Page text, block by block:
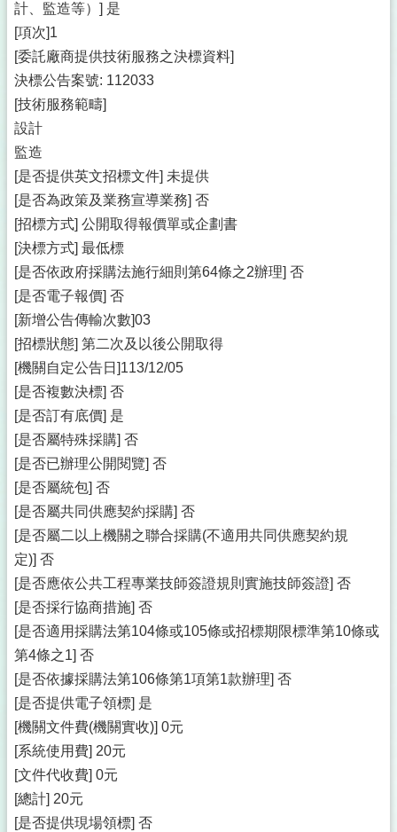
計、監造等）] 是
[項次]1
[委託廠商提供技術服務之決標資料]
決標公告案號: 112033
[技術服務範疇]
設計
監造
[是否提供英文招標文件] 未提供
[是否為政策及業務宣導業務] 否
[招標方式] 公開取得報價單或企劃書
[決標方式] 最低標
[是否依政府採購法施行細則第64條之2辦理] 否
[是否電子報價] 否
[新增公告傳輸次數]03
[招標狀態] 第二次及以後公開取得
[機關自定公告日]113/12/05
[是否複數決標] 否
[是否訂有底價] 是
[是否屬特殊採購] 否
[是否已辦理公開閱覽] 否
[是否屬統包] 否
[是否屬共同供應契約採購] 否
[是否屬二以上機關之聯合採購(不適用共同供應契約規
定)] 否
[是否應依公共工程專業技師簽證規則實施技師簽證] 否
[是否採行協商措施] 否
[是否適用採購法第104條或105條或招標期限標準第10條或
第4條之1] 否
[是否依據採購法第106條第1項第1款辦理] 否
[是否提供電子領標] 是
[機關文件費(機關實收)] 0元
[系統使用費] 20元
[文件代收費] 0元
[總計] 20元
[是否提供現場領標] 否